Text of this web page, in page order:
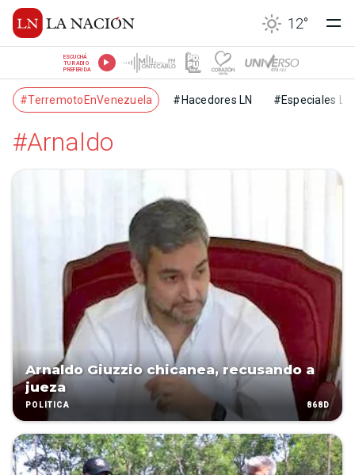
12°
ESCUCHÁ
TU RADIO
PREFERIDA
#TerremotoEnVenezuela #Hacedores LN #Especiales LN
#Arnaldo
Arnaldo Giuzzio chicanea, recusando a
jueza
POLÍTICA 868D